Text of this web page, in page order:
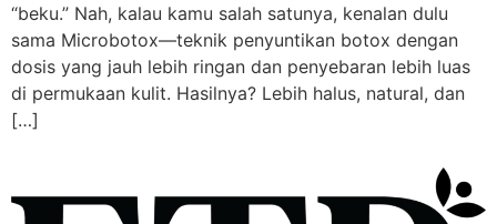
“beku.” Nah, kalau kamu salah satunya, kenalan dulu
sama Microbotox—teknik penyuntikan botox dengan
dosis yang jauh lebih ringan dan penyebaran lebih luas
di permukaan kulit. Hasilnya? Lebih halus, natural, dan
[…]